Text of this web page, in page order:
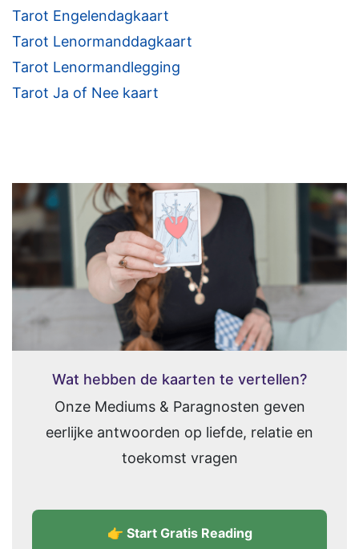
Tarot Engelendagkaart
Tarot Lenormanddagkaart
Tarot Lenormandlegging
Tarot Ja of Nee kaart
Wat hebben de kaarten te vertellen?
Onze Mediums & Paragnosten geven
eerlijke antwoorden op liefde, relatie en
toekomst vragen
👉 Start Gratis Reading